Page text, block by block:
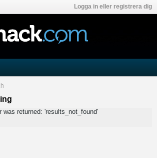
Logga in eller registrera dig
was returned: 'results_not_found'